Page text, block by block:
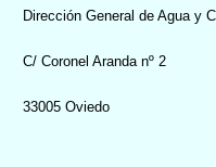
Dirección General de Agua y
C/ Coronel Aranda nº 2
33005 Oviedo